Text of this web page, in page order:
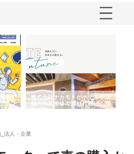
現す
ワン
株式会社ナカモトがホテルや店
舗の内装改修で選ばれ続ける理
由
_法人・企業